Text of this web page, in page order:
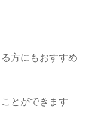
方にもおすすめ
とができます